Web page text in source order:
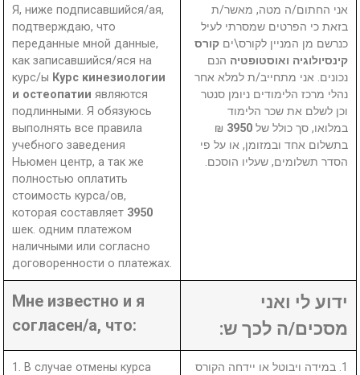
Я, ниже подписавшийся/ая,
подтверждаю, что
переданные мной данные,
как записавшийся/яся на
курс/ы Курс кинезиологии
и остеопатииявляются
подлинными. Я обязуюсь
выполнять все правила
учебного заведения
Ньюмен центр, а так же
полностью оплатить
стоимость курса/ов,
которая составляет 3950
шек. одним платежом
наличными или согласно
договоренности о платежах.
אני החתום/ה מטה, מאשר/ת
בזאת כי הפרטים שמסרתי לעיל
כנרשם מן המניין לקורס\ים קורס
קינסיולוגיה ואוסטופטיה הנם
נכונים. אני מתחייב/ת למלא אחר
נהלי מרכז הלימודים ניומן סנטר
וכן לשלם את שכר הלימוד
במלואו, סך כולל של 3950
₪
בתשלום אחד ובמזומן, או על פי
הסדר תשלומים, שעליו הוסכם.
Мне известно и я
согласен/а, что:
ידוע לי ואני
מסכים/ה לכך ש:
1. В случае отмены курса
1. במידה ויבוטל או יידחה הקורס